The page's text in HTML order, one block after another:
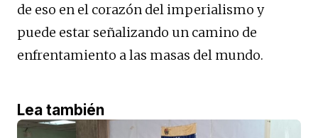
de eso en el corazón del imperialismo y
puede estar señalizando un camino de
enfrentamiento a las masas del mundo.
Lea también